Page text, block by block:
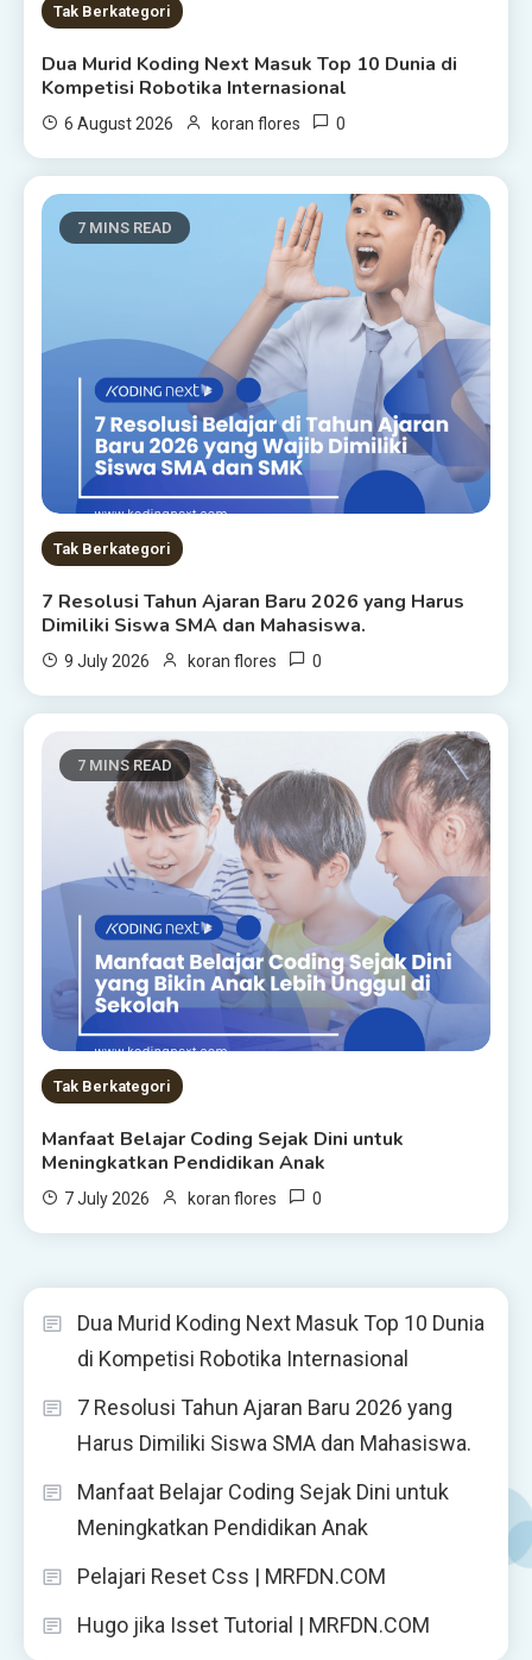
Tak Berkategori
Dua Murid Koding Next Masuk Top 10 Dunia di
Kompetisi Robotika Internasional
6 August 2026 koran flores 0
7 MINS READ
Tak Berkategori
7 Resolusi Tahun Ajaran Baru 2026 yang Harus
Dimiliki Siswa SMA dan Mahasiswa.
9 July 2026 koran flores 0
7 MINS READ
Tak Berkategori
Manfaat Belajar Coding Sejak Dini untuk
Meningkatkan Pendidikan Anak
7 July 2026 koran flores 0
Dua Murid Koding Next Masuk Top 10 Dunia
di Kompetisi Robotika Internasional
7 Resolusi Tahun Ajaran Baru 2026 yang
Harus Dimiliki Siswa SMA dan Mahasiswa.
Manfaat Belajar Coding Sejak Dini untuk
Meningkatkan Pendidikan Anak
Pelajari Reset Css | MRFDN.COM
Hugo jika Isset Tutorial | MRFDN.COM